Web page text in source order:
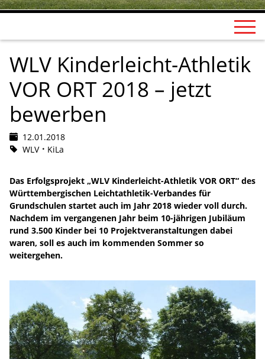
WLV Kinderleicht-Athletik
VOR ORT 2018 – jetzt
bewerben
12.01.2018
WLV
KiLa
Das Erfolgsprojekt „WLV Kinderleicht-Athletik VOR ORT“ des
Württembergischen Leichtathletik-Verbandes für
Grundschulen startet auch im Jahr 2018 wieder voll durch.
Nachdem im vergangenen Jahr beim 10-jährigen Jubiläum
rund 3.500 Kinder bei 10 Projektveranstaltungen dabei
waren, soll es auch im kommenden Sommer so
weitergehen.